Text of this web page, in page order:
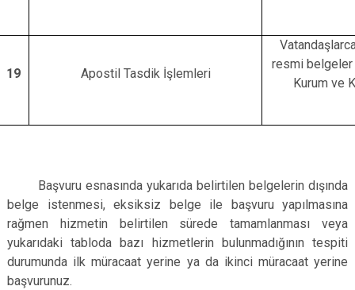
19 Apostil Tasdik İşlemleri
resmi belgeler
Kurum ve
Başvuru esnasında yukarıda belirtilen belgelerin dışında
belge istenmesi, eksiksiz belge ile başvuru yapılmasına
rağmen hizmetin belirtilen sürede tamamlanması veya
yukarıdaki tabloda bazı hizmetlerin bulunmadığının tespiti
durumunda ilk müracaat yerine ya da ikinci müracaat yerine
başvurunuz.